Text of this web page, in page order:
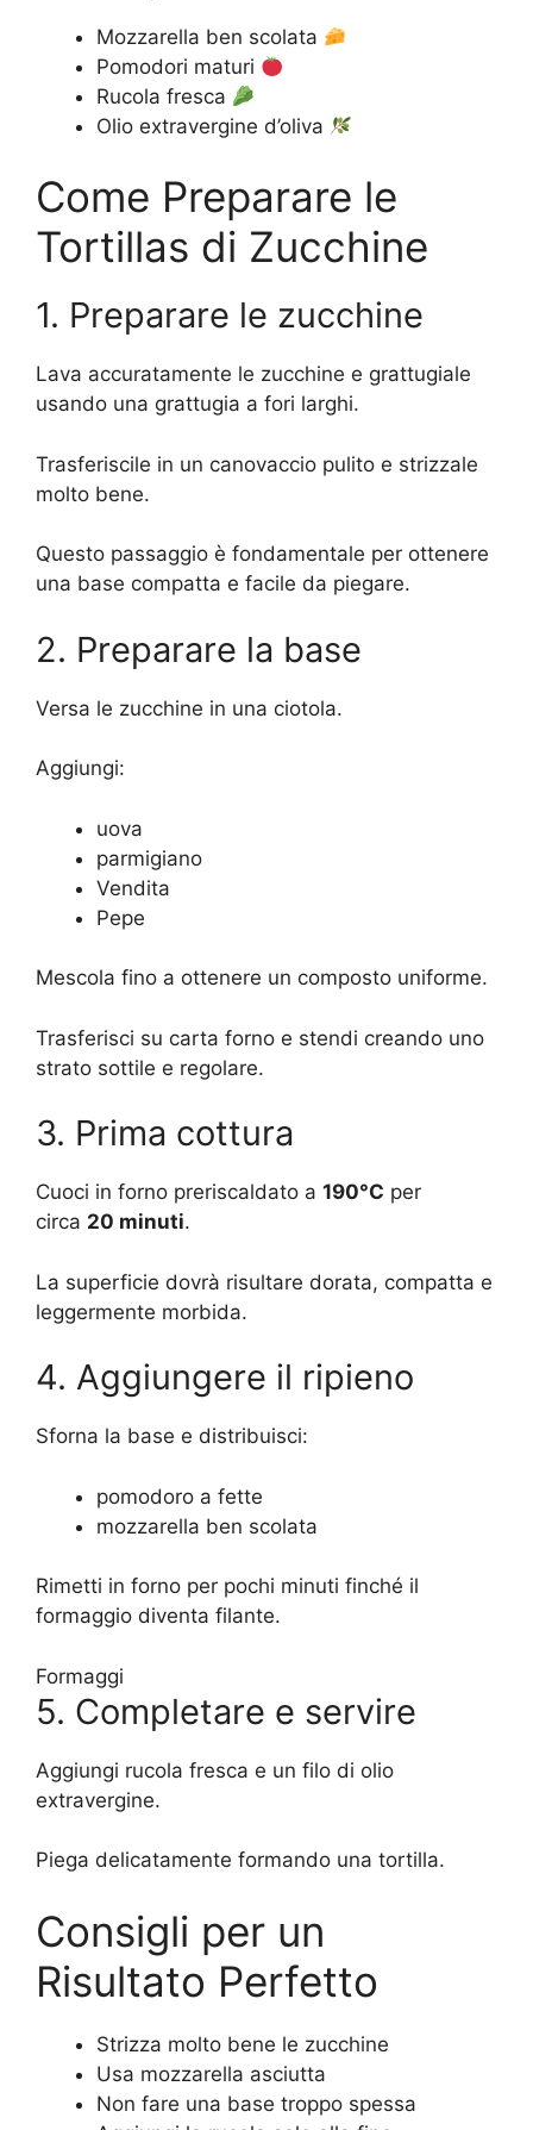
Mozzarella ben scolata
Pomodori maturi
Rucola fresca
Olio extravergine d’oliva
Come Preparare le
Tortillas di Zucchine
1. Preparare le zucchine
Lava accuratamente le zucchine e grattugiale
usando una grattugia a fori larghi.
Trasferiscile in un canovaccio pulito e strizzale
molto bene.
Questo passaggio è fondamentale per ottenere
una base compatta e facile da piegare.
2. Preparare la base
Versa le zucchine in una ciotola.
Aggiungi:
uova
parmigiano
Vendita
Pepe
Mescola fino a ottenere un composto uniforme.
Trasferisci su carta forno e stendi creando uno
strato sottile e regolare.
3. Prima cottura
Cuoci in forno preriscaldato a 190°C per
circa 20 minuti.
La superficie dovrà risultare dorata, compatta e
leggermente morbida.
4. Aggiungere il ripieno
Sforna la base e distribuisci:
pomodoro a fette
mozzarella ben scolata
Rimetti in forno per pochi minuti finché il
formaggio diventa filante.
Formaggi
5. Completare e servire
Aggiungi rucola fresca e un filo di olio
extravergine.
Piega delicatamente formando una tortilla.
Consigli per un
Risultato Perfetto
Strizza molto bene le zucchine
Usa mozzarella asciutta
Non fare una base troppo spessa